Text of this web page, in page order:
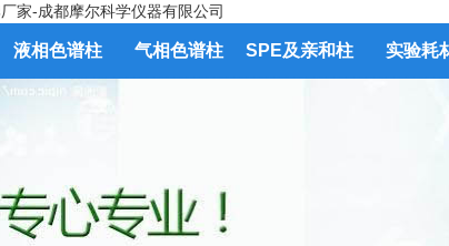
液相色谱柱 气相色谱柱 SPE及亲和柱 实验耗